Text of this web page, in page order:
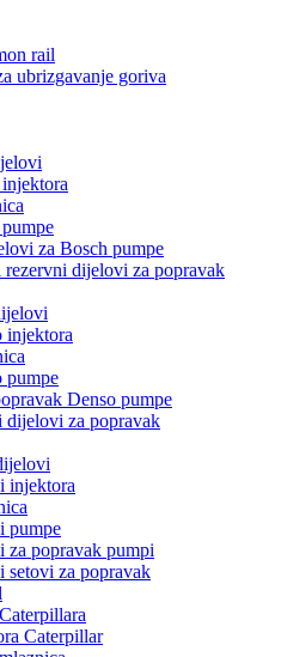
rail
ubrizgavanje goriva
za Bosch pumpe
rezervni dijelovi za popravak
injektora
pumpe
Denso pumpe
dijelovi za popravak
injektora
pumpe
za popravak pumpi
setovi za popravak
Caterpillar